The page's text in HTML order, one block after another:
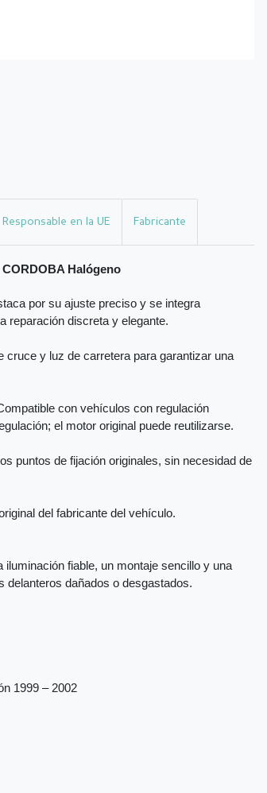
Responsable en la UE Fabricante
Halógeno
por su ajuste preciso y se integra
reparación discreta y elegante.
cruce y luz de carretera para garantizar una
con vehículos con regulación
el motor original puede reutilizarse.
puntos de fijación originales, sin necesidad de
del fabricante del vehículo.
fiable, un montaje sencillo y una
delanteros dañados o desgastados.
1999 – 2002